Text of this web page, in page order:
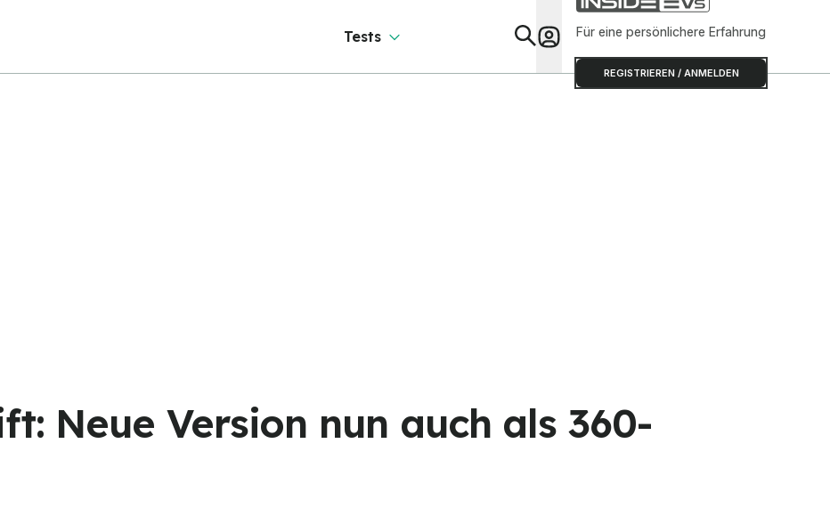
Tests Für eine persönlichere Erfahrung
REGISTRIEREN / ANMELDEN
Neue Version nun auch als 360-